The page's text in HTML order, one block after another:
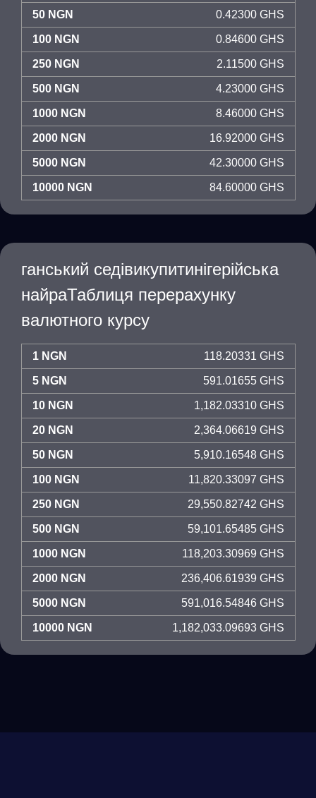
50 NGN 0.42300 GHS
100 NGN 0.84600 GHS
250 NGN 2.11500 GHS
500 NGN 4.23000 GHS
1000 NGN 8.46000 GHS
2000 NGN 16.92000 GHS
5000 NGN 42.30000 GHS
10000 NGN 84.60000 GHS
ганський седівикупитинігерійська
найраТаблиця перерахунку
валютного курсу
1 NGN 118.20331 GHS
5 NGN 591.01655 GHS
10 NGN 1,182.03310 GHS
20 NGN 2,364.06619 GHS
50 NGN 5,910.16548 GHS
100 NGN 11,820.33097 GHS
250 NGN 29,550.82742 GHS
500 NGN 59,101.65485 GHS
1000 NGN 118,203.30969 GHS
2000 NGN 236,406.61939 GHS
5000 NGN 591,016.54846 GHS
10000 NGN 1,182,033.09693 GHS